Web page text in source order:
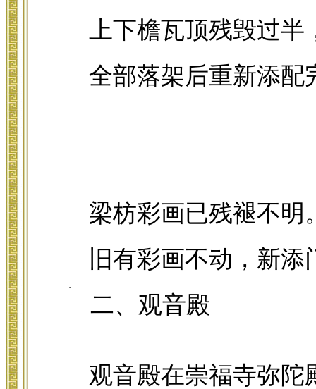
上下檐瓦顶残毁过
全部落架后重新添配
梁枋彩画已残褪不明
旧有彩画不动，新
二、观音殿
观音殿在崇福寺弥陀